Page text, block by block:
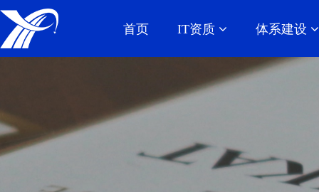
首页 IT资质 体系建设